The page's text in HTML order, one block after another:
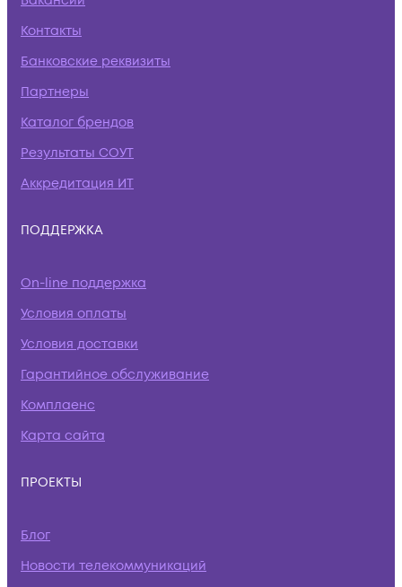
Контакты
Банковские реквизиты
Партнеры
Каталог брендов
Результаты СОУТ
Аккредитация ИТ
ПОДДЕРЖКА
On-line поддержка
Условия оплаты
Условия доставки
Гарантийное обслуживание
Комплаенс
Карта сайта
ПРОЕКТЫ
Блог
Новости телекоммуникаций